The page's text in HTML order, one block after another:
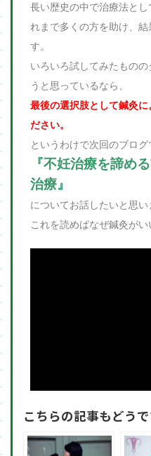
長い歴史の中で治療法と
れまで多くの方を助け、
す。
いろいろ試してみたもの
うと思っているなら、
最後の選択肢として鍼灸
ださい。
というわけで次回のブログ
『不妊治療を諦め
治療』
についてお話したいと思い
これを読めばなぜ鍼灸がい
こちらの記事もどう